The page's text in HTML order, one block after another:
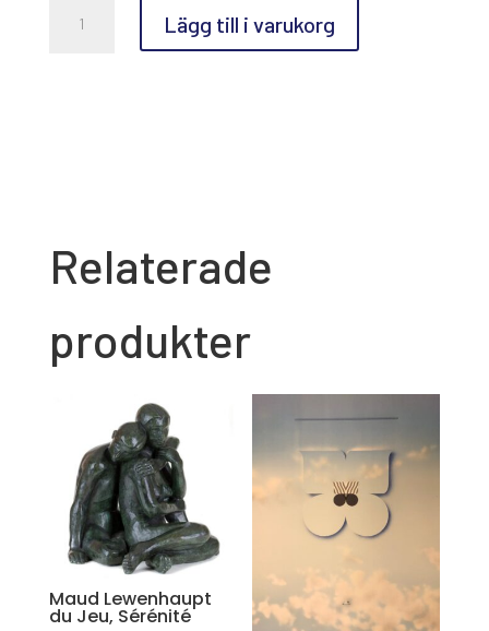
Nerdrum,
Lägg till i varukorg
Relaterade
produkter
Maud Lewenhaupt
du Jeu, Sérénité